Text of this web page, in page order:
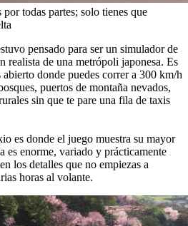
todas partes; solo tienes que
pensado para ser un simulador de
realista de una metrópoli japonesa. Es
donde puedes correr a 300 km/h
puertos de montaña nevados,
sin que te pare una fila de taxis
es donde el juego muestra su mayor
es enorme, variado y prácticamente
los detalles que no empiezas a
horas al volante.